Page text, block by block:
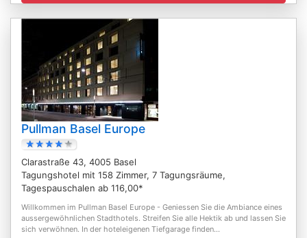
Pullman Basel Europe
Clarastraße 43, 4005 Basel
Tagungshotel mit 158 Zimmer, 7 Tagungsräume,
Tagespauschalen ab 116,00*
Willkommen im Pullman Basel Europe - Geniessen Sie die Ambiance eines
aussergewöhnlichen Stadthotels. Streifen Sie alle Hektik ab und lassen Sie
sich verwöhnen. In der hoteleigenen Tiefgarage finden...